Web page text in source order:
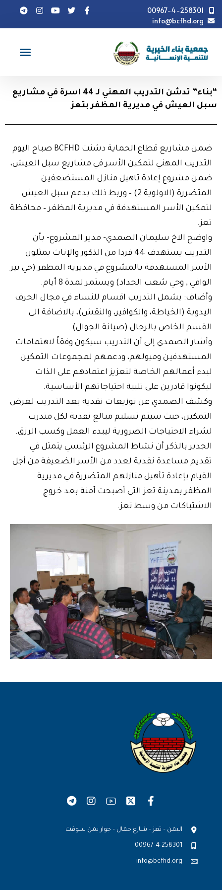
00967-4-258301
info@bcfhd.org
أخبار
"بناء" تدشن التدريب المهني لـ 44 اسرة في مشاريع
سبل العيش في مديرية المظفر بتعز
“بناء” تدشن التدريب المهني لـ 44 اسرة في مشاريع
سبل العيش في مديرية المظفر بتعز
ضمن مشاريع قطاع الحماية دشنت BCFHD صباح اليوم
التدريب المهني لتمكين الأسر في مشاريع سبل العيش،
ضمن مشروع إعادة تاهيل منازل المستضعفين
المتضررة (الاولوية 2) – وربط ذلك بدعم سبل العيش
لتمكين الأسر المستهدفة في مديرية المظفر – محافظة
تعز.
واوضح الاخ سليمان الصمدي- مدير المشروع- بأن
التدريب يستهدف 44 فردا من الذكور والإناث يمثلون
الأسر المستهدفة بالمشروع في مديرية المظفر (حي بير
الوافي , وحي شعب الحداد) ويستمر لمدة 8 أيام.
وأضاف: يشمل التدريب اقسام للنساء في مجال الحرف
اليدوية (الخياطة، والكوافير، والنقش)، بالاضافة الى
القسم الخاص بالرجال (صيانة الجوال) .
وأشار الصمدي إلى أن التدريب سيكون وفقاً لاهتمامات
المستهدفين وميولهم، ودعمهم لمجموعات التمكين
لبدء أعمالهم الخاصة لتعزيز اعتمادهم على الذات
ليكونوا قادرين على تلبية احتياجاتهم الأساسية.
وكشف الصمدي عن توزيعات نقدية بعد التدريب لغرض
التمكين، حيث سيتم تسليم مبالغ نقدية لكل متدرب
لشراء الاحتياجات الضرورية ليبدء العمل وكسب الرزق.
الجدير بالذكر أن نشاط المشروع الرئيسي يتمثل في
تقديم مساعدة نقدية لعدد من الأسر الضعيفة من أجل
القيام بإعادة تأهيل منازلهم المتضررة في مديرية
المظفر بمدينة تعز التي أصبحت آمنة بعد خروج
الاشتباكات من وسط تعز.
اليمن – تعز – شارع جمال – جوار يمن سوفت
00967-4-258301
info@bcfhd.org